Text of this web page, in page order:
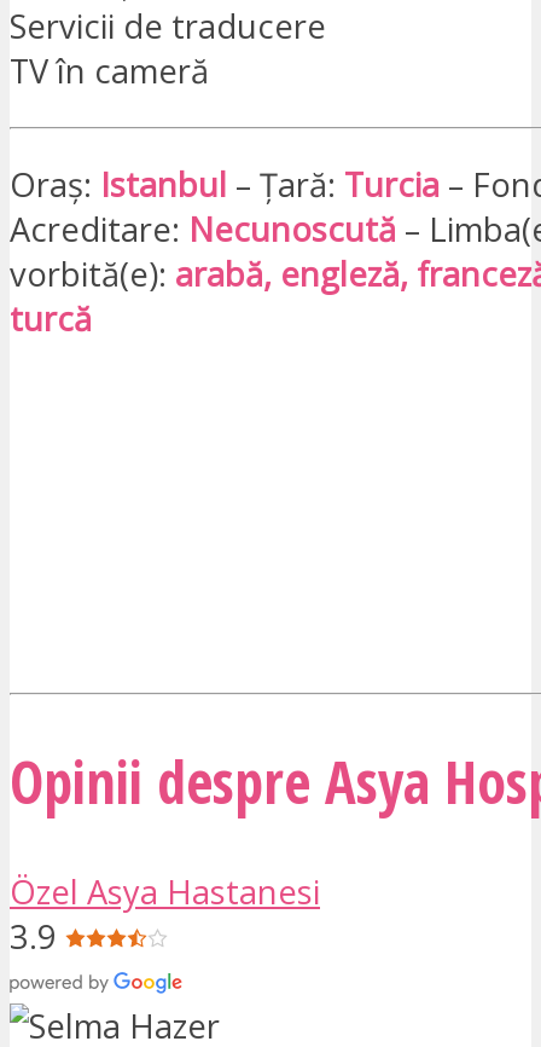
Servicii de traducere
TV în cameră
Oraș: Istanbul – Țară: Turcia –
Acreditare: Necunoscută –
vorbită(e): arabă, engleză,
turcă
Opinii despre Asya
Özel Asya Hastanesi
3.9